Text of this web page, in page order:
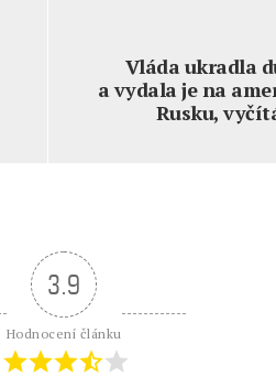
Vláda ukradla
a vydala je na
Rusku,
3.9
Hodnocení článku